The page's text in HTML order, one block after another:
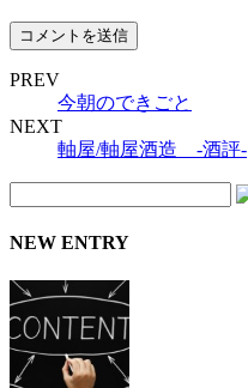
PREV
今朝のできごと
NEXT
軸屋/軸屋酒造 -酒評-
NEW ENTRY